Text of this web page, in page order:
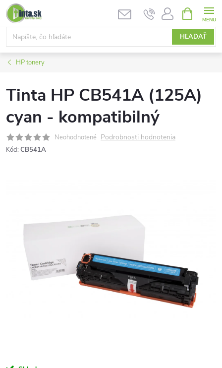
Prejsť
na
obsah
HĽADAŤ
KOŠÍK
HP tonery
Tinta HP CB541A (125A)
cyan - kompatibilný
Neohodnotené Podrobnosti hodnotenia
Kód: CB541A